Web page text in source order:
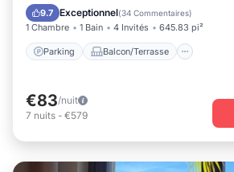
9.7 Exceptionnel(34 Commentaires)
1 Chambre 1 Bain 4 Invités 645.83 pi²
Parking Balcon/Terrasse
Internet
€83/nuit
7 nuits - €579